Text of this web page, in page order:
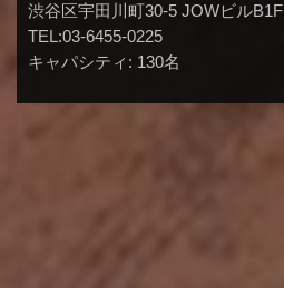
渋谷区宇田川町30-5 JOWビルB1F
TEL:03-6455-0225
キャパシティ: 130名